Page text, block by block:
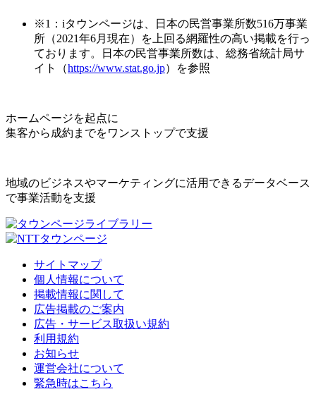
※1：iタウンページは、日本の民営事業所数516万事業
所（2021年6月現在）を上回る網羅性の高い掲載を行っ
ております。日本の民営事業所数は、総務省統計局サ
イト（https://www.stat.go.jp）を参照
ホームページを起点に
集客から成約までをワンストップで支援
地域のビジネスやマーケティングに活用できるデータベース
で事業活動を支援
サイトマップ
個人情報について
掲載情報に関して
広告掲載のご案内
広告・サービス取扱い規約
利用規約
お知らせ
運営会社について
緊急時はこちら